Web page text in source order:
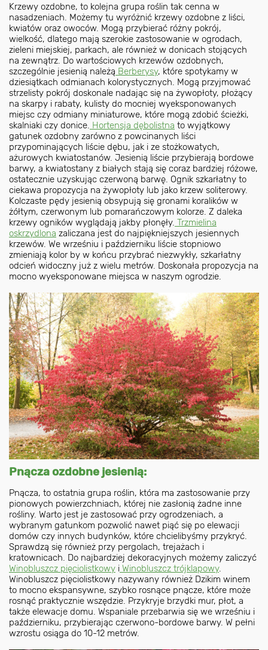
Krzewy ozdobne, to kolejna grupa roślin tak cenna w
nasadzeniach. Możemy tu wyróżnić krzewy ozdobne z liści,
kwiatów oraz owoców. Mogą przybierać różny pokrój,
wielkość, dlatego mają szerokie zastosowanie w ogrodach,
zieleni miejskiej, parkach, ale również w donicach stojących
na zewnątrz. Do wartościowych krzewów ozdobnych,
szczególnie jesienią należą Berberysy, które spotykamy w
dziesiątkach odmianach kolorystycznych. Mogą przyjmować
strzelisty pokrój doskonale nadając się na żywopłoty, płożący
na skarpy i rabaty, kulisty do mocniej wyeksponowanych
miejsc czy odmiany miniaturowe, które mogą zdobić ścieżki,
skalniaki czy donice. Hortensja dębolistna to wyjątkowy
gatunek ozdobny zarówno z powcinanych liści
przypominających liście dębu, jak i ze stożkowatych,
ażurowych kwiatostanów. Jesienią liście przybierają bordowe
barwy, a kwiatostany z białych stają się coraz bardziej różowe,
ostatecznie uzyskując czerwoną barwę. Ognik szkarłatny to
ciekawa propozycja na żywopłoty lub jako krzew soliterowy.
Kolczaste pędy jesienią obsypują się gronami koralików w
żółtym, czerwonym lub pomarańczowym kolorze. Z daleka
krzewy ogników wyglądają jakby płonęły. Trzmielina
oskrzydlona zaliczana jest do najpiękniejszych jesiennych
krzewów. We wrześniu i październiku liście stopniowo
zmieniają kolor by w końcu przybrać niezwykły, szkarłatny
odcień widoczny już z wielu metrów. Doskonała propozycja na
mocno wyeksponowane miejsca w naszym ogrodzie.
Pnącza ozdobne jesienią:
Pnącza, to ostatnia grupa roślin, która ma zastosowanie przy
pionowych powierzchniach, której nie zasłonią żadne inne
rośliny. Warto jest je zastosować przy ogrodzeniach, a
wybranym gatunkom pozwolić nawet piąć się po elewacji
domów czy innych budynków, które chcielibyśmy przykryć.
Sprawdzą się również przy pergolach, trejażach i
kratownicach. Do najbardziej dekoracyjnych możemy zaliczyć
Winobluszcz pięciolistkowy i Winobluszcz trójklapowy.
Winobluszcz pięciolistkowy nazywany również Dzikim winem
to mocno ekspansywne, szybko rosnące pnącze, które może
rosnąć praktycznie wszędzie. Przykryje brzydki mur, płot, a
także elewacje domu. Wspaniale przebarwia się we wrześniu i
październiku, przybierając czerwono-bordowe barwy. W pełni
wzrostu osiąga do 10-12 metrów.